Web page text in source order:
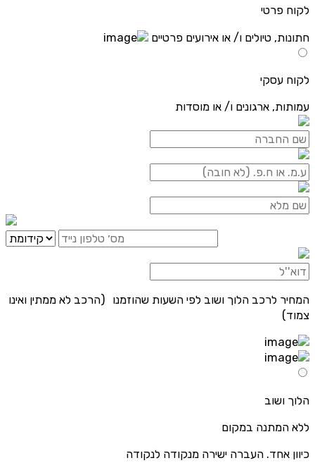
לקוח פרטי
חתונות, טיולים ו/ או אירועים פרטיים
לקוח עסקי
עמותות, ארגונים ו/ או מוסדות
המחיר לרכב הלוך ושוב לפי השעות שהוזמנו (הרכב לא ממתין ואינו
צמוד)
הלוך ושוב
ללא המתנה במקום
כיוון אחד. העברה ישירה מנקודה לנקודה